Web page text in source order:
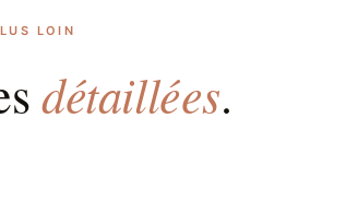
LOIN
détaillées.